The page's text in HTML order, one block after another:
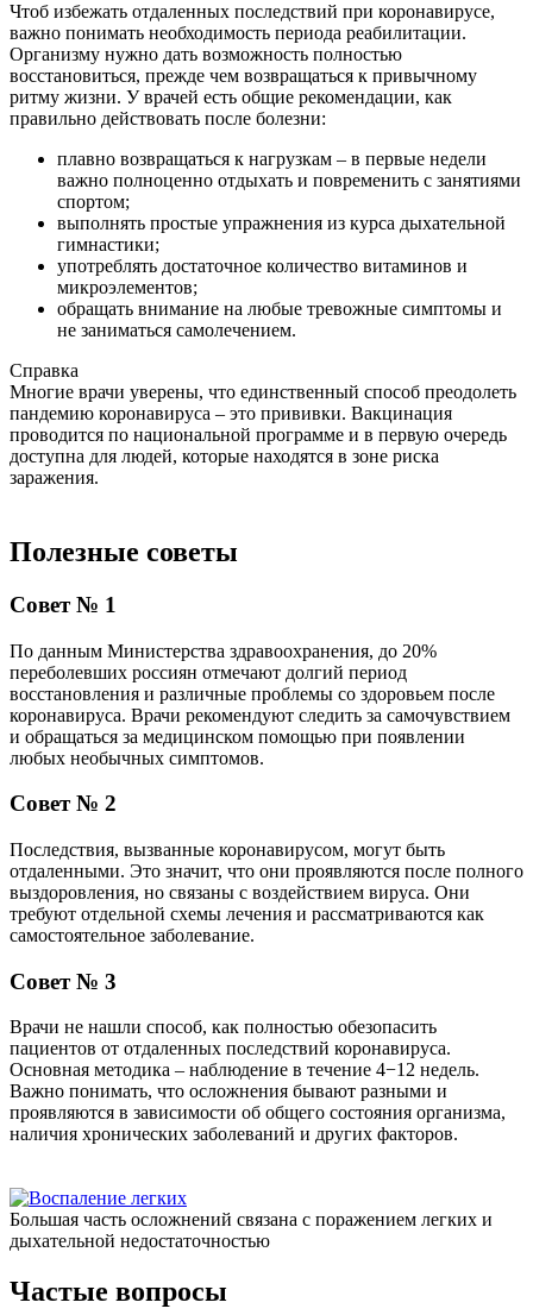
Чтоб избежать отдаленных последствий при коронавирусе,
важно понимать необходимость периода реабилитации.
Организму нужно дать возможность полностью
восстановиться, прежде чем возвращаться к привычному
ритму жизни. У врачей есть общие рекомендации, как
правильно действовать после болезни:
плавно возвращаться к нагрузкам – в первые недели
важно полноценно отдыхать и повременить с занятиями
спортом;
выполнять простые упражнения из курса дыхательной
гимнастики;
употреблять достаточное количество витаминов и
микроэлементов;
обращать внимание на любые тревожные симптомы и
не заниматься самолечением.
Справка
Многие врачи уверены, что единственный способ преодолеть
пандемию коронавируса – это прививки. Вакцинация
проводится по национальной программе и в первую очередь
доступна для людей, которые находятся в зоне риска
заражения.
Полезные советы
Совет № 1
По данным Министерства здравоохранения, до 20%
переболевших россиян отмечают долгий период
восстановления и различные проблемы со здоровьем после
коронавируса. Врачи рекомендуют следить за самочувствием
и обращаться за медицинском помощью при появлении
любых необычных симптомов.
Совет № 2
Последствия, вызванные коронавирусом, могут быть
отдаленными. Это значит, что они проявляются после полного
выздоровления, но связаны с воздействием вируса. Они
требуют отдельной схемы лечения и рассматриваются как
самостоятельное заболевание.
Совет № 3
Врачи не нашли способ, как полностью обезопасить
пациентов от отдаленных последствий коронавируса.
Основная методика – наблюдение в течение 4−12 недель.
Важно понимать, что осложнения бывают разными и
проявляются в зависимости об общего состояния организма,
наличия хронических заболеваний и других факторов.
Большая часть осложнений связана с поражением легких и
дыхательной недостаточностью
Частые вопросы